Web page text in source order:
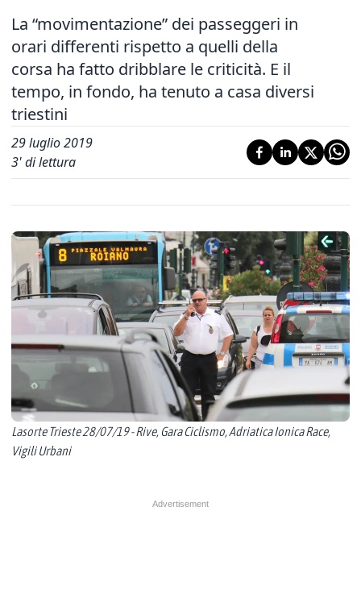
La “movimentazione” dei passeggeri in
orari differenti rispetto a quelli della
corsa ha fatto dribblare le criticità. E il
tempo, in fondo, ha tenuto a casa diversi
triestini
29 luglio 2019
3' di lettura
Lasorte Trieste 28/07/19 - Rive, Gara Ciclismo, Adriatica Ionica Race,
Vigili Urbani